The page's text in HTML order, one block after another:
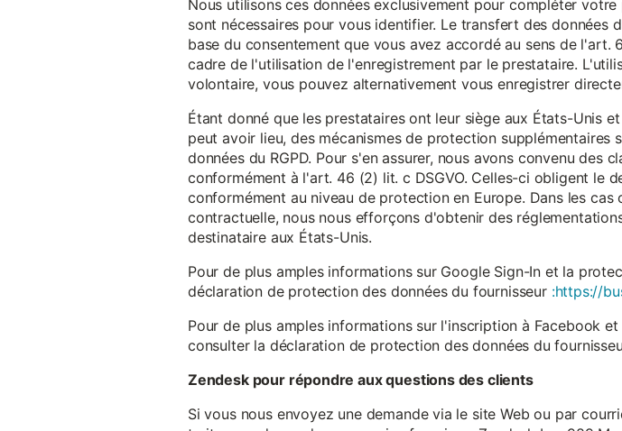
Nous utilisons ces données exclusivement pour compléter
sont nécessaires pour vous identifier. Le transfert des
base du consentement que vous avez accordé au sens de l'art.
cadre de l'utilisation de l'enregistrement par le prestataire.
volontaire, vous pouvez alternativement vous enregistrer
Étant donné que les prestataires ont leur siège aux États-Unis
peut avoir lieu, des mécanismes de protection
données du RGPD. Pour s'en assurer, nous avons convenu
conformément à l'art. 46 (2) lit. c DSGVO. Celles-ci obligent le
conformément au niveau de protection en Europe. Dans les
contractuelle, nous nous efforçons d'obtenir des
destinataire aux États-Unis.
Pour de plus amples informations sur Google Sign-In et la
déclaration de protection des données du fournisseur :https://
Pour de plus amples informations sur l'inscription à Facebook
consulter la déclaration de protection des données du
Zendesk pour répondre aux questions des clients
Si vous nous envoyez une demande via le site Web ou par